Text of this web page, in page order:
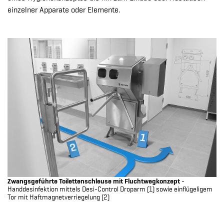
einzelner Apparate oder Elemente.
Zwangsgeführte Toilettenschleuse mit Fluchtwegkonzept -
Handdesinfektion mittels Desi-Control Droparm (1) sowie einflügeligem
Tor mit Haftmagnetverriegelung (2)